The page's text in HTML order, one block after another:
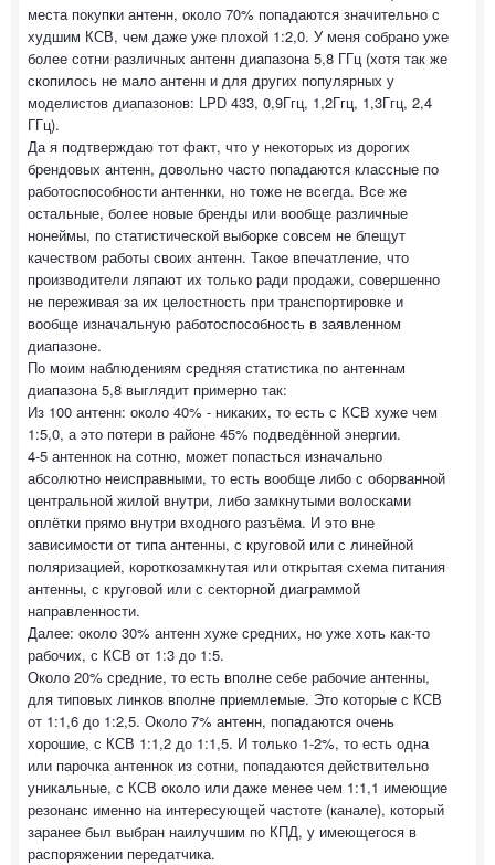
места покупки антенн, около 70% попадаются значительно с
худшим КСВ, чем даже уже плохой 1:2,0. У меня собрано уже
более сотни различных антенн диапазона 5,8 ГГц (хотя так же
скопилось не мало антенн и для других популярных у
моделистов диапазонов: LPD 433, 0,9Ггц, 1,2Ггц, 1,3Ггц, 2,4
ГГц).
Да я подтверждаю тот факт, что у некоторых из дорогих
брендовых антенн, довольно часто попадаются классные по
работоспособности антеннки, но тоже не всегда. Все же
остальные, более новые бренды или вообще различные
нонеймы, по статистической выборке совсем не блещут
качеством работы своих антенн. Такое впечатление, что
производители ляпают их только ради продажи, совершенно
не переживая за их целостность при транспортировке и
вообще изначальную работоспособность в заявленном
диапазоне.
По моим наблюдениям средняя статистика по антеннам
диапазона 5,8 выглядит примерно так:
Из 100 антенн: около 40% - никаких, то есть с КСВ хуже чем
1:5,0, а это потери в районе 45% подведённой энергии.
4-5 антеннок на сотню, может попасться изначально
абсолютно неисправными, то есть вообще либо с оборванной
центральной жилой внутри, либо замкнутыми волосками
оплётки прямо внутри входного разъёма. И это вне
зависимости от типа антенны, с круговой или с линейной
поляризацией, короткозамкнутая или открытая схема питания
антенны, с круговой или с секторной диаграммой
направленности.
Далее: около 30% антенн хуже средних, но уже хоть как-то
рабочих, с КСВ от 1:3 до 1:5.
Около 20% средние, то есть вполне себе рабочие антенны,
для типовых линков вполне приемлемые. Это которые с КСВ
от 1:1,6 до 1:2,5. Около 7% антенн, попадаются очень
хорошие, с КСВ 1:1,2 до 1:1,5. И только 1-2%, то есть одна
или парочка антеннок из сотни, попадаются действительно
уникальные, с КСВ около или даже менее чем 1:1,1 имеющие
резонанс именно на интересующей частоте (канале), который
заранее был выбран наилучшим по КПД, у имеющегося в
распоряжении передатчика.